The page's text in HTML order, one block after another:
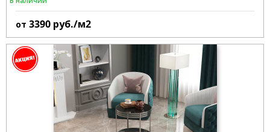
от 3390 руб./м2